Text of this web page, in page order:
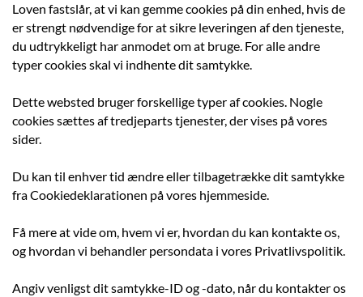
Loven fastslår, at vi kan gemme cookies på din enhed, hvis de
er strengt nødvendige for at sikre leveringen af den tjeneste,
du udtrykkeligt har anmodet om at bruge. For alle andre
typer cookies skal vi indhente dit samtykke.
Dette websted bruger forskellige typer af cookies. Nogle
cookies sættes af tredjeparts tjenester, der vises på vores
sider.
Du kan til enhver tid ændre eller tilbagetrække dit samtykke
fra Cookiedeklarationen på vores hjemmeside.
Få mere at vide om, hvem vi er, hvordan du kan kontakte os,
og hvordan vi behandler persondata i vores Privatlivspolitik.
Angiv venligst dit samtykke-ID og -dato, når du kontakter os